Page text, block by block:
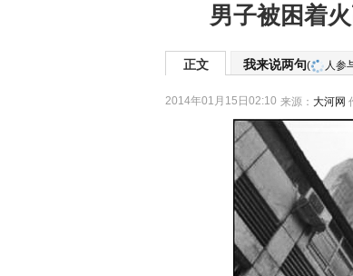
男子被困着
正文 我来说两句( 人参
2014年01月15日02:10 来源： 大河网